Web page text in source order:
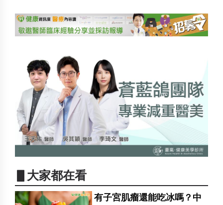
▋大家都在看
有子宮肌瘤還能吃冰嗎？中